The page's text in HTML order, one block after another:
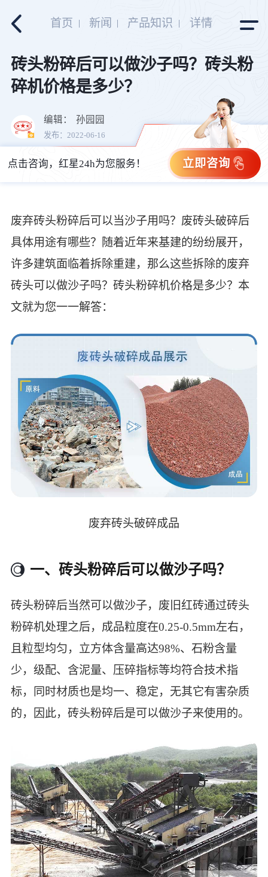
首页 新闻 产品知识 详情
砖头粉碎后可以做沙子吗？砖头粉
碎机价格是多少？
编辑： 孙园园
发布：2022-06-16
立即咨询
点击咨询，红星24h为您服务！
废弃砖头粉碎后可以当沙子用吗？废砖头破碎后
具体用途有哪些？随着近年来基建的纷纷展开，
许多建筑面临着拆除重建，那么这些拆除的废弃
砖头可以做沙子吗？砖头粉碎机价格是多少？本
文就为您一一解答：
废弃砖头破碎成品
一、砖头粉碎后可以做沙子吗？
砖头粉碎后当然可以做沙子，废旧红砖通过砖头
粉碎机处理之后，成品粒度在0.25-0.5mm左右，
且粒型均匀，立方体含量高达98%、石粉含量
少，级配、含泥量、压碎指标等均符合技术指
标，同时材质也是均一、稳定，无其它有害杂质
的，因此，砖头粉碎后是可以做沙子来使用的。